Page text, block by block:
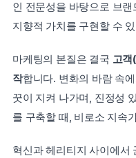
인 전문성을 바탕으로 브
지향적 가치를 구현할 수
마케팅의 본질은 결국 고
작합니다. 변화의 바람 속
꿋이 지켜 나가며, 진정성
혁신과 헤리티지 사이에서